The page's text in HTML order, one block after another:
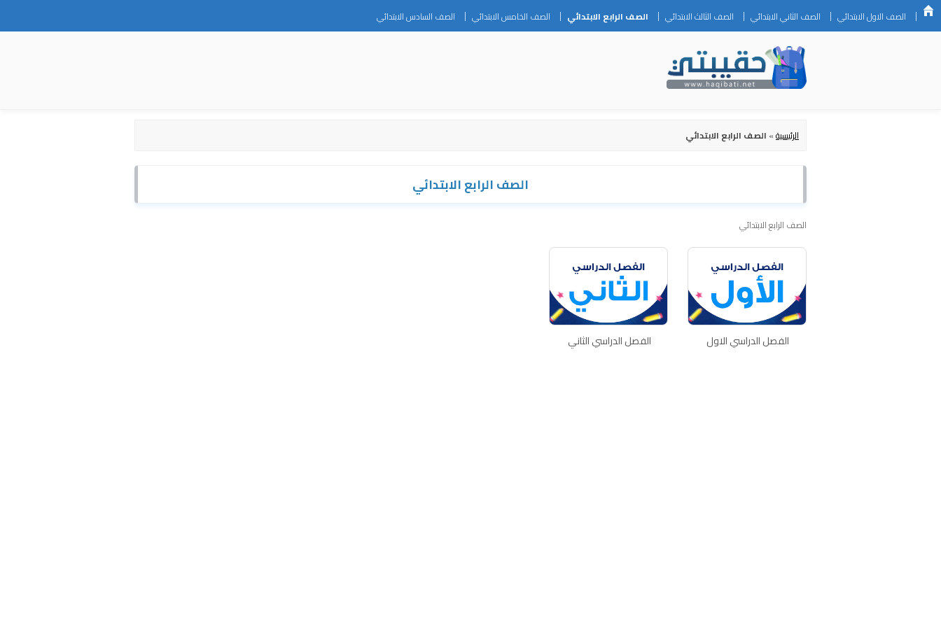
Skip
to
الصف الاول الابتدائي الصف الثاني الابتدائي الصف الثالث الابتدائي الصف الرابع الابتدائي الصف الخامس الابتدائي الصف السادس الابتدائي
الرئيسية» الصف الرابع الابتدائي
الصف الرابع الابتدائي
الصف الرابع الابتدائي
الفصل الدراسي الاول الفصل الدراسي الثاني